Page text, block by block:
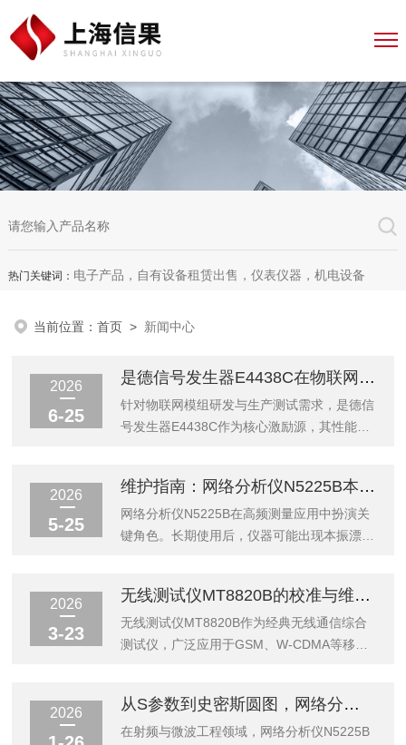
热门关键词： 电子产品，自有设备租赁出售，仪表仪器，机电设备
当前位置：首页 > 新闻中心
2026
6-25
是德信号发生器E4438C在物联网模组测试中的优势
针对物联网模组研发与生产测试需求，是德信
号发生器E4438C作为核心激励源，其性能直
的矢量信号发生平台为例）在物联网测试场景
中展现出区别于通用信号源的结构性优势，这
些优势体现在信号质量、调制带宽、电平控制
E4438C具备极低的相位噪声与优异的杂散抑
制能力。物联网模组多采用窄带通信体制，如
低功耗广域网或频移键控类调制，其接...
2026
5-25
维护指南：网络分析仪N5225B本振漂移、端口功率异常与自检流程
网络分析仪N5225B在高频测量应用中扮演关
键角色。长期使用后，仪器可能出现本振漂
有助于延长设备寿命并保障测试质量。本振漂
移的识别与处理本振漂移表现为测量轨迹出现
不规则波动、频率响应发生偏移或相位噪声异
应首先检查仪器是否已完成充分预热。多数网
络分析仪需要至少三十分钟的预热时间使内部
2026
3-23
无线测试仪MT8820B的校准与维护：保障测试一致性的关键步骤
无线测试仪MT8820B作为经典无线通信综合
测试仪，广泛应用于GSM、W-CDMA等移动
试数据的精准性与一致性，直接决定产品质检
结果、研发调试效率，而规范化校准与常态化
2026 从S参数到史密斯圆图，网络分析仪N5225B工作原理全揭秘
在射频与微波工程领域，网络分析仪N5225B